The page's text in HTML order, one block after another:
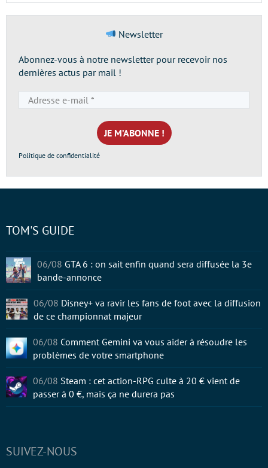
Newsletter
Abonnez-vous à notre newsletter pour recevoir nos
dernières actus par mail !
e-
mail
*
Politique de confidentialité
SUIVEZ-NOUS
TOM'S GUIDE
06/08 GTA 6 : on sait enfin quand sera diffusée la 3e
bande-annonce
06/08 Disney+ va ravir les fans de foot avec la diffusion
de ce championnat majeur
06/08 Comment Gemini va vous aider à résoudre les
problèmes de votre smartphone
06/08 Steam : cet action-RPG culte à 20 € vient de
passer à 0 €, mais ça ne durera pas